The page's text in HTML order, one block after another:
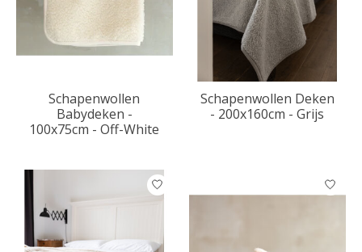
Schapenwollen
Babydeken -
100x75cm - Off-White
Schapenwollen Deken
- 200x160cm - Grijs